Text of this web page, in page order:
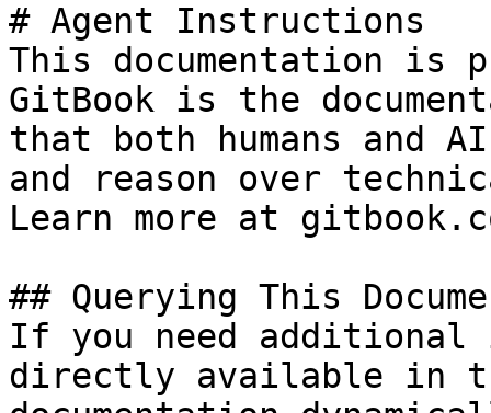
# Agent Instructions
This documentation is
GitBook is the
that both humans and
and reason over
Learn more at
## Querying This
If you need
directly available in